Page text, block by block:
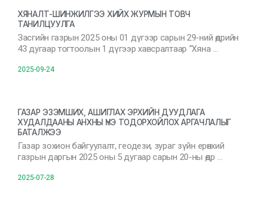
ХЯНАЛТ-ШИНЖИЛГЭЭ ХИЙХ ЖУРМЫН ТОВЧ
ТАНИЛЦУУЛГА
Засгийн газрын 2025 оны 01 дүгээр сарын 29-ний өдрийн
43 дугаар тогтоолын 1 дүгээр хавсралтаар “Хяна …
2025-09-24
ГАЗАР ЭЗЭМШИХ, АШИГЛАХ ЭРХИЙН ДУУДЛАГА
ХУДАЛДААНЫ АНХНЫ ҮНЭ ТОДОРХОЙЛОХ АРГАЧЛАЛЫГ
БАТАЛЖЭЭ
Газар зохион байгуулалт, геодези, зураг зүйн ерөнхий
газрын даргын 2025 оны 5 дугаар сарын 20-ны өдр …
2025-07-28